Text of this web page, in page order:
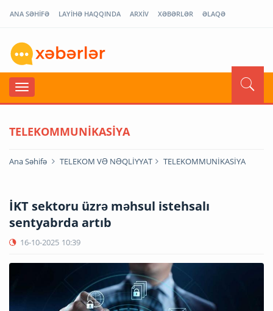
ANA SƏHİFƏ LAYİHƏ HAQQINDA ARXİV XƏBƏRLƏR ƏLAQƏ
TELEKOMMUNİKASİYA
Ana Səhifə TELEKOM VƏ NƏQLİYYAT TELEKOMMUNİKASİYA
İKT sektoru üzrə məhsul istehsalı
sentyabrda artıb
16-10-2025 10:39